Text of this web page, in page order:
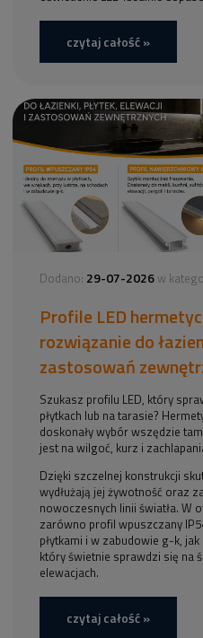
czytaj całość »
Dodano: 29-07-2026 w
Profile LED
rozwiązanie do
zastosowań
Szukasz profilu LED, który
płytkach lub na tarasie?
doskonały wybór wszędzie
jest na wilgoć, kurz i
Dzięki szczelnej konstrukcji
wydłużają jej żywotność oraz
nowoczesnych linii światła. W
zarówno profil wpuszczany
płytkami i w zabudowie g-k,
który świetnie sprawdzi się na
elewacjach.
czytaj całość »